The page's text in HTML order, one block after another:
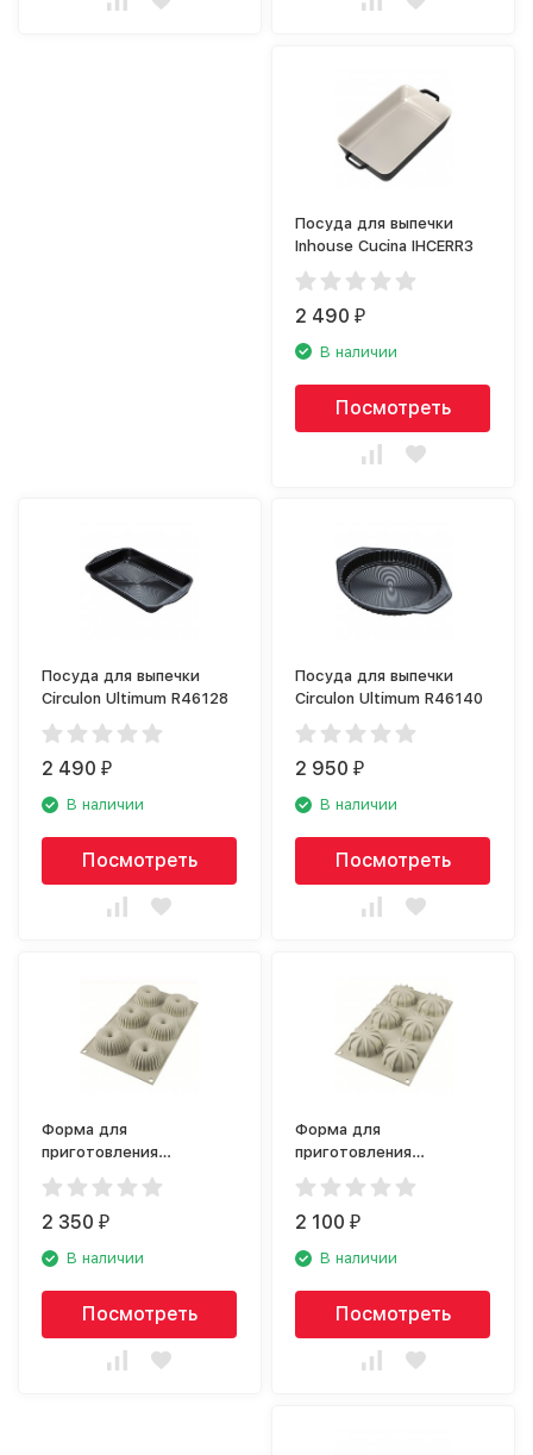
Посуда для выпечки
Inhouse Cucina IHCERR3
2 490₽
В наличии
Посмотреть
Посуда для выпечки
Circulon Ultimum R46128
2 490₽
В наличии
Посмотреть
Посуда для выпечки
Circulon Ultimum R46140
2 950₽
В наличии
Посмотреть
Форма для
приготовления
пирожных Silikomart Mini
Raggio 26.233.13.0065
2 350₽
В наличии
Посмотреть
Форма для
приготовления
пирожных Silikomart Mini
Goccia 26.234.13.0065
2 100₽
В наличии
Посмотреть